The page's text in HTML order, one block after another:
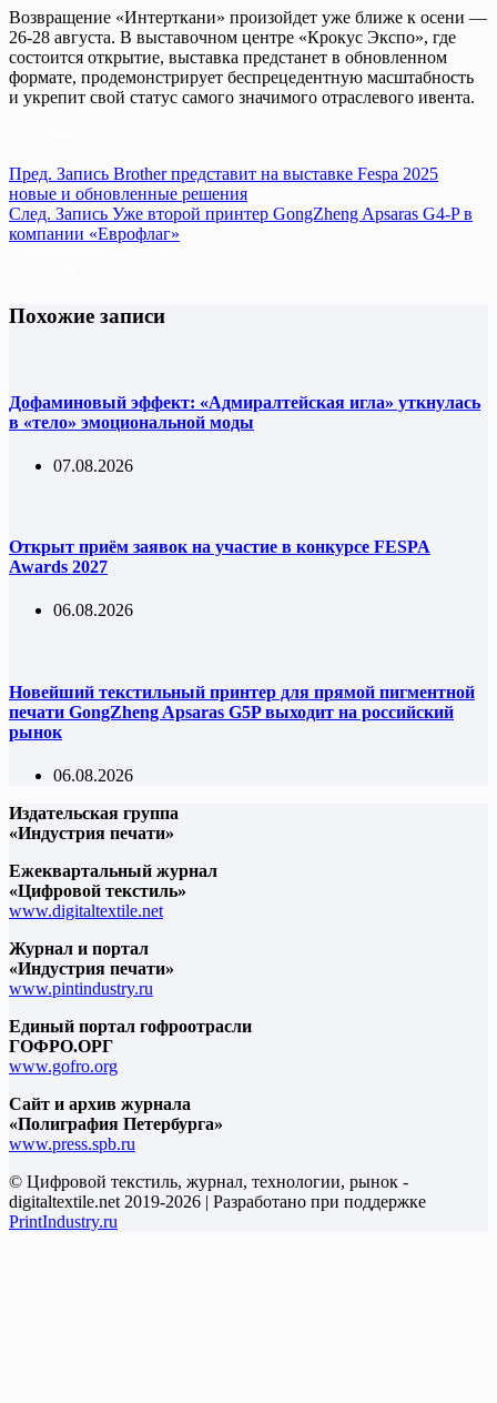
Возвращение «Интерткани» произойдет уже ближе к осени —
26-28 августа. В выставочном центре «Крокус Экспо», где
состоится открытие, выставка предстанет в обновленном
формате, продемонстрирует беспрецедентную масштабность
и укрепит свой статус самого значимого отраслевого ивента.
Пред. Запись Brother представит на выставке Fespa 2025
новые и обновленные решения
След. Запись Уже второй принтер GongZheng Apsaras G4-P в
компании «Еврофлаг»
Похожие записи
Дофаминовый эффект: «Адмиралтейская игла» уткнулась
в «тело» эмоциональной моды
07.08.2026
Открыт приём заявок на участие в конкурсе FESPA
Awards 2027
06.08.2026
Новейший текстильный принтер для прямой пигментной
печати GongZheng Apsaras G5P выходит на российский
рынок
06.08.2026
Издательская группа
«Индустрия печати»
Ежеквартальный журнал
«Цифровой текстиль»
www.digitaltextile.net
Журнал и портал
«Индустрия печати»
www.pintindustry.ru
Единый портал гофроотрасли
ГОФРО.ОРГ
www.gofro.org
Сайт и архив журнала
«Полиграфия Петербурга»
www.press.spb.ru
© Цифровой текстиль, журнал, технологии, рынок -
digitaltextile.net 2019-2026 | Разработано при поддержке
PrintIndustry.ru